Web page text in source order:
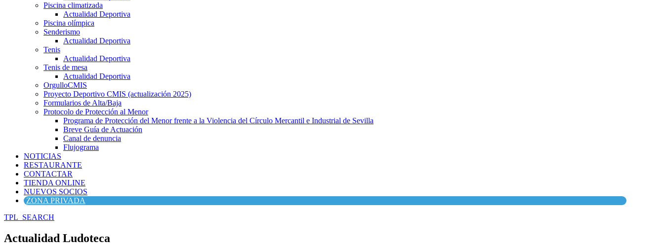
Piscina climatizada
Actualidad Deportiva
Piscina olímpica
Senderismo
Actualidad Deportiva
Tenis
Actualidad Deportiva
Tenis de mesa
Actualidad Deportiva
OrgulloCMIS
Proyecto Deportivo CMIS (actualización 2025)
Formularios de Alta/Baja
Protocolo de Protección al Menor
Programa de Protección del Menor frente a la Violencia del Círculo Mercantil e Industrial de Sevilla
Breve Guía de Actuación
Canal de denuncia
Flujograma
NOTICIAS
RESTAURANTE
CONTACTAR
TIENDA ONLINE
NUEVOS SOCIOS
ZONA PRIVADA
TPL_SEARCH
Actualidad Ludoteca